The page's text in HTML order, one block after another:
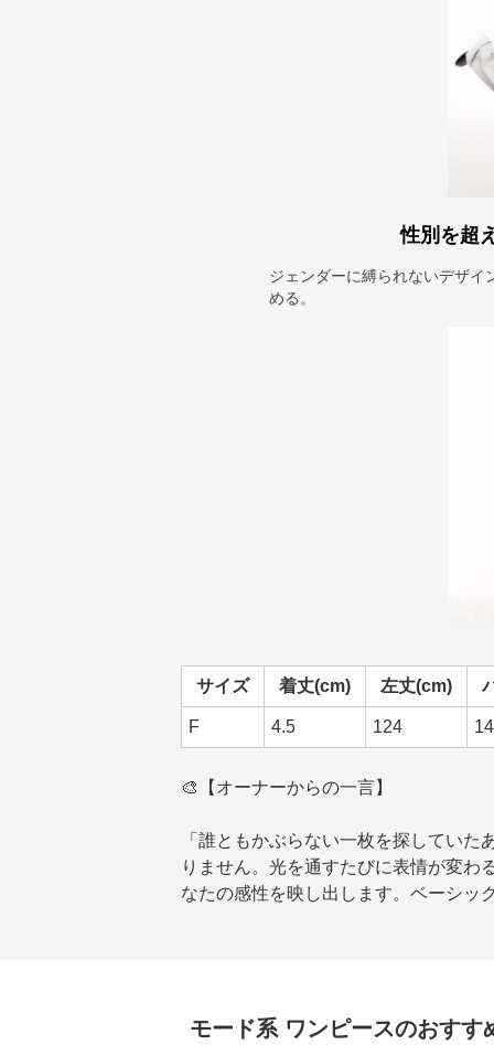
性別を超
ジェンダーに縛られないデザイ
める。
サイズ 着丈(cm) 左丈(cm)
F 4.5 124
🎨【オーナーからの一言】
「誰ともかぶらない一枚を探してい
りません。光を通すたびに表情が変わ
なたの感性を映し出します。ベーシッ
モード系 ワンピースのおすす